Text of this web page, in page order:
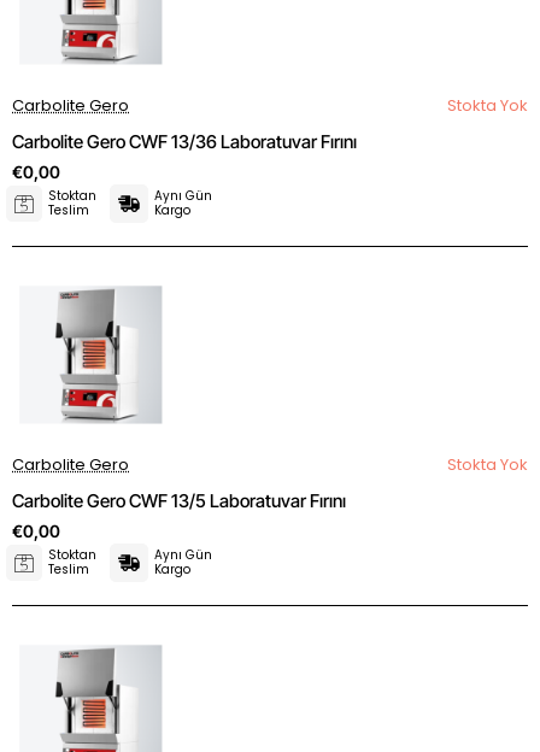
Carbolite Gero
Stokta Yok
Carbolite Gero CWF 13/36 Laboratuvar Fırını
€0,00
Stoktan
Teslim
Aynı Gün
Kargo
Carbolite Gero
Stokta Yok
Carbolite Gero CWF 13/5 Laboratuvar Fırını
€0,00
Stoktan
Teslim
Aynı Gün
Kargo